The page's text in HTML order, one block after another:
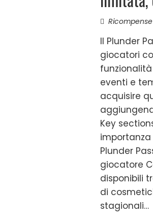
Il Plunder
giocatori
eventi e
acquisire
Key
importanza
Plunder
giocatore
disponibili
di
stagionali…